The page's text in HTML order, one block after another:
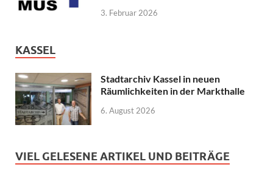
3. Februar 2026
KASSEL
Stadtarchiv Kassel in neuen
Räumlichkeiten in der Markthalle
6. August 2026
VIEL GELESENE ARTIKEL UND BEITRÄGE